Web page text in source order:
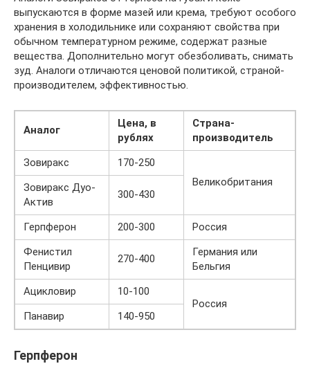
выпускаются в форме мазей или крема, требуют особого
хранения в холодильнике или сохраняют свойства при
обычном температурном режиме, содержат разные
вещества. Дополнительно могут обезболивать, снимать
зуд. Аналоги отличаются ценовой политикой, страной-
производителем, эффективностью.
Аналог
Цена, в
рублях
Страна-
производитель
Зовиракс
170-250
Великобритания
Зовиракс Дуо-
Актив
300-430
Герпферон 200-300
Россия
Фенистил
Пенцивир
270-400
Германия или
Бельгия
Ацикловир
10-100
Россия
Панавир
140-950
Герпферон